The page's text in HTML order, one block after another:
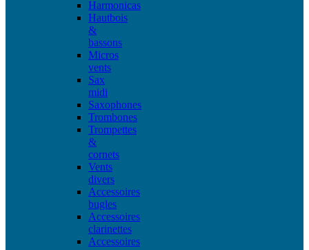
Harmonicas
Hautbois
&
bassons
Micros
vents
Sax
midi
Saxophones
Trombones
Trompettes
&
cornets
Vents
divers
Accessoires
bugles
Accessoires
clarinettes
Accessoires